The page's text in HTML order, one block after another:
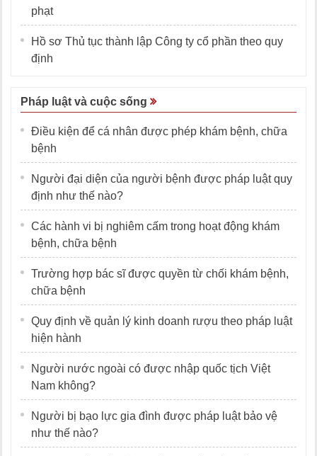
phạt
Hồ sơ Thủ tục thành lập Công ty cổ phần theo quy
định
Pháp luật và cuộc sống
Điều kiện để cá nhân được phép khám bệnh, chữa
bệnh
Người đại diện của người bệnh được pháp luật quy
định như thế nào?
Các hành vi bị nghiêm cấm trong hoạt động khám
bệnh, chữa bệnh
Trường hợp bác sĩ được quyền từ chối khám bệnh,
chữa bệnh
Quy định về quản lý kinh doanh rượu theo pháp luật
hiện hành
Người nước ngoài có được nhập quốc tịch Việt
Nam không?
Người bị bạo lực gia đình được pháp luật bảo vệ
như thế nào?